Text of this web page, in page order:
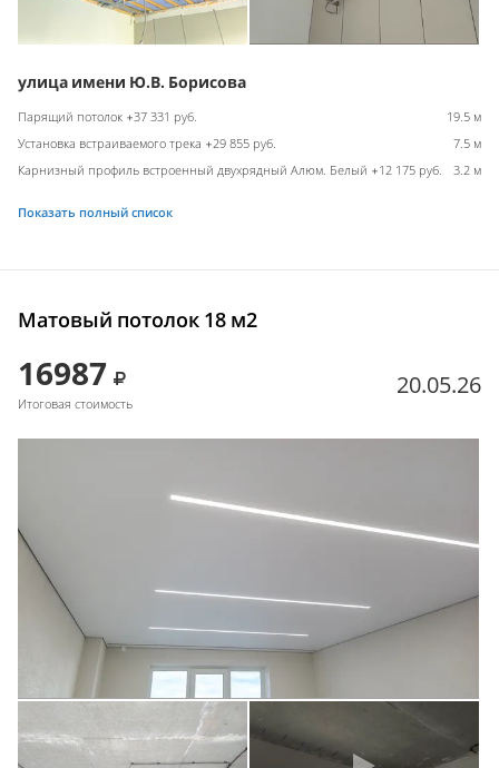
улица имени Ю.В. Борисова
Парящий потолок +37 331 руб.
19.5 м
Установка встраиваемого трека +29 855 руб.
7.5 м
Карнизный профиль встроенный двухрядный Алюм. Белый +12 175 руб.
3.2 м
Показать полный список
Матовый потолок 18 м2
16987
Итоговая стоимость
20.05.26